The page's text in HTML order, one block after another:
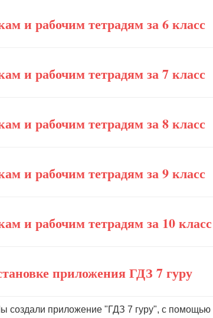
и рабочим тетрадям за 6 класс
и рабочим тетрадям за 7 класс
и рабочим тетрадям за 8 класс
и рабочим тетрадям за 9 класс
и рабочим тетрадям за 10 класс
приложения ГДЗ 7 гуру
создали приложение "ГДЗ 7 гуру", с помощью